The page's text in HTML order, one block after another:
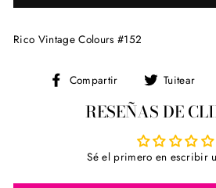
Rico Vintage Colours #152
Compartir
Compartir
Facebook
Tuitear
RESEÑAS DE
Sé el primero en escribir